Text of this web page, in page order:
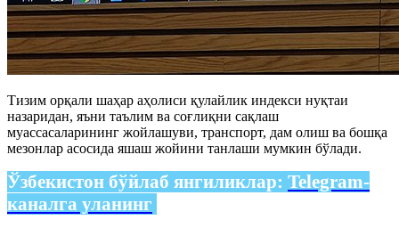
Тизим орқали шаҳар аҳолиси қулайлик индекси нуқтаи
назаридан, яъни таълим ва соғлиқни сақлаш
муассасаларининг жойлашуви, транспорт, дам олиш ва бошқа
мезонлар асосида яшаш жойини танлаши мумкин бўлади.
Ўзбекистон бўйлаб янгиликлар: Telegram-
каналга уланинг